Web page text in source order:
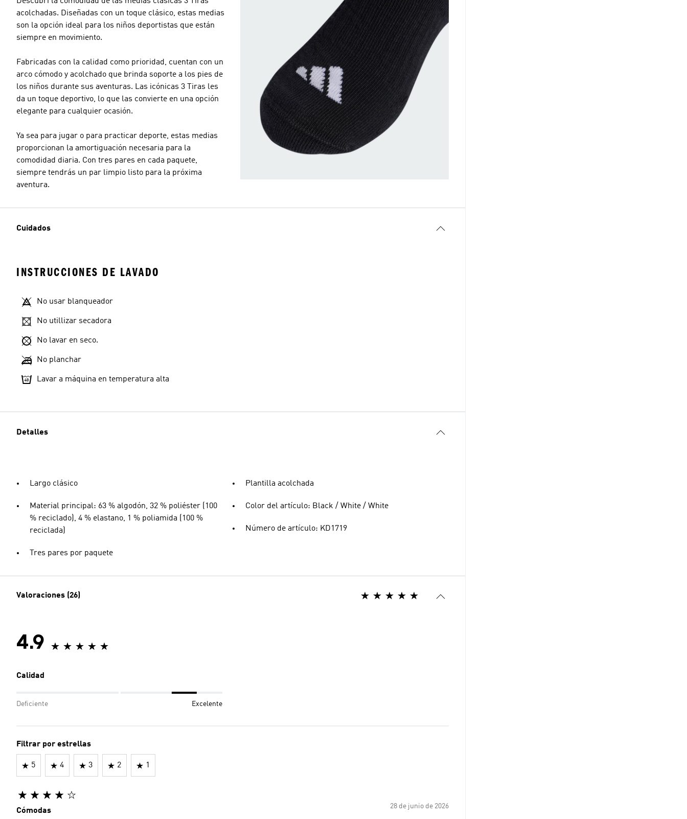
acolchadas. Diseñadas con un toque clásico, estas medias
son la opción ideal para los niños deportistas que están
siempre en movimiento.
Fabricadas con la calidad como prioridad, cuentan con un
arco cómodo y acolchado que brinda soporte a los pies de
los niños durante sus aventuras. Las icónicas 3 Tiras les
da un toque deportivo, lo que las convierte en una opción
elegante para cualquier ocasión.
Ya sea para jugar o para practicar deporte, estas medias
proporcionan la amortiguación necesaria para la
comodidad diaria. Con tres pares en cada paquete,
siempre tendrás un par limpio listo para la próxima
aventura.
Cuidados
INSTRUCCIONES DE LAVADO
No usar blanqueador
No utillizar secadora
No lavar en seco.
No planchar
Lavar a máquina en temperatura alta
Detalles
Largo clásico
Material principal: 63 % algodón, 32 % poliéster (100
% reciclado), 4 % elastano, 1 % poliamida (100 %
reciclada)
Tres pares por paquete
Plantilla acolchada
Color del artículo: Black / White / White
Número de artículo: KD1719
Valoraciones (26)
4.9
Calidad
Deficiente Excelente
Filtrar por estrellas
5 4 3 2 1
28 de junio de 2026
Cómodas